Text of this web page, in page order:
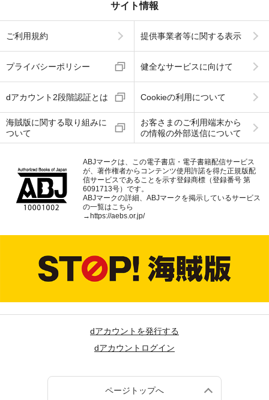
サイト情報
ご利用規約 提供事業者等に関する表示
プライバシーポリシー 健全なサービスに向けて
dアカウント2段階認証とは Cookieの利用について
海賊版に関する取り組みに
ついて
お客さまのご利用端末から
の情報の外部送信について
ABJマークは、この電子書店・電子書籍配信サービス
が、著作権者からコンテンツ使用許諾を得た正規版配
信サービスであることを示す登録商標（登録番号 第
6091713号）です。
ABJマークの詳細、ABJマークを掲示しているサービス
の一覧はこちら
→ https://aebs.or.jp/
dアカウントを発行する
dアカウントログイン
ページトップへ